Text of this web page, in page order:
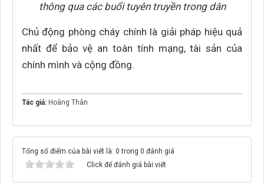
thông qua các buổi tuyên truyền trong dân
Chủ động phòng cháy chính là giải pháp hiệu quả
nhất để bảo vệ an toàn tính mạng, tài sản của
chính mình và cộng đồng.
Tác giả: Hoàng Thân
Tổng số điểm của bài viết là: 0 trong 0 đánh giá
Click để đánh giá bài viết